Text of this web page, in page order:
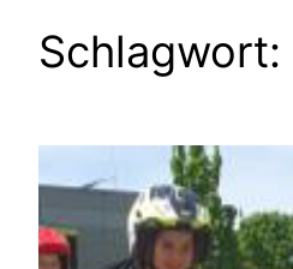
Schlagwort: